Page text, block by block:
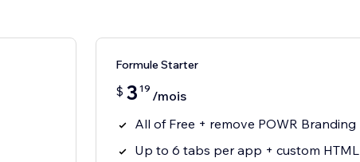
Formule Starter
$ 3 19 /mois
All of Free + remove POWR Branding
Up to 6 tabs per app + custom HTML